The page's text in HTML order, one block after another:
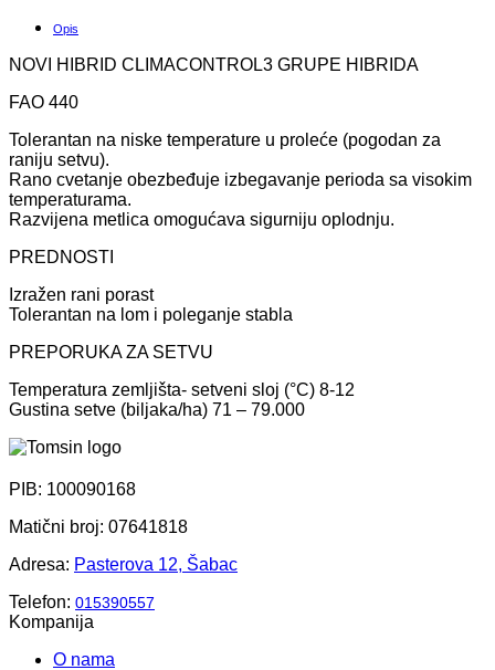
Opis
NOVI HIBRID CLIMACONTROL3 GRUPE HIBRIDA
FAO 440
Tolerantan na niske temperature u proleće (pogodan za
raniju setvu).
Rano cvetanje obezbeđuje izbegavanje perioda sa visokim
temperaturama.
Razvijena metlica omogućava sigurniju oplodnju.
PREDNOSTI
Izražen rani porast
Tolerantan na lom i poleganje stabla
PREPORUKA ZA SETVU
Temperatura zemljišta- setveni sloj (°C) 8-12
Gustina setve (biljaka/ha) 71 – 79.000
PIB: 100090168
Matični broj: 07641818
Adresa: Pasterova 12, Šabac
Telefon: 015390557
Kompanija
O nama